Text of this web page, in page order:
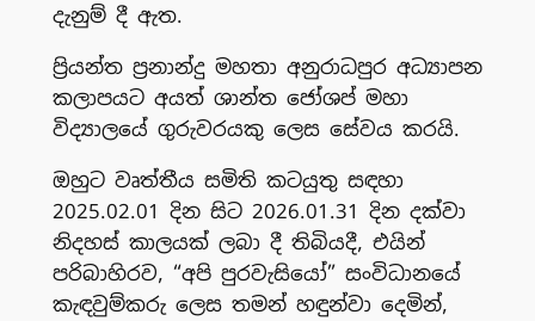
දැනුම් දී ඇත.
ප්‍රියන්ත ප්‍රනාන්දු මහතා අනුරාධපුර අධ්‍යාපන
කලාපයට අයත් ශාන්ත ජෝශප් මහා
විද්‍යාලයේ ගුරුවරයකු ලෙස සේවය කරයි.
ඔහුට වෘත්තීය සමිති කටයුතු සඳහා
2025.02.01 දින සිට 2026.01.31 දින දක්වා
නිදහස් කාලයක් ලබා දී තිබියදී, එයින්
පරිබාහිරව, “අපි පුරවැසියෝ” සංවිධානයේ
කැඳවුම්කරු ලෙස තමන් හඳුන්වා දෙමින්,